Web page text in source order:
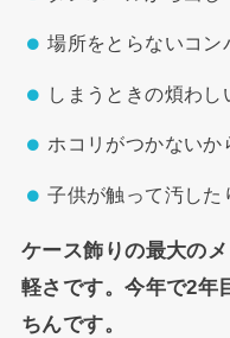
場所をとらないコン
しまうときの煩わし
ホコリがつかないか
子供が触って汚した
ケース飾りの最大の
軽さです。今年で2年
ちんです。